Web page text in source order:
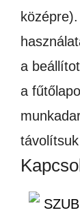
a
a